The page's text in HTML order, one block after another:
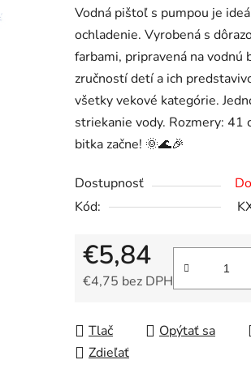
je
0,0
z
5
hviezdičiek.
Vodná pištoľ s pumpou je
ochladenie. Vyrobená s
farbami, pripravená na vodnú
zručností detí a ich
všetky vekové kategórie.
striekanie vody. Rozmery: 41
bitka začne! 🌞🌊🎉
Dostupnosť
Kód:
€5,84
€4,75 bez DPH
Tlač Opýtať sa
Zdieľať